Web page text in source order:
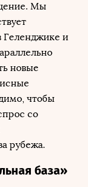
Мы
Геленджике и
новые
чтобы
со
рубежа.
база»